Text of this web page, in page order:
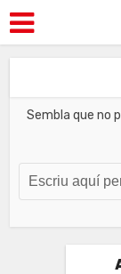
Sembla que no